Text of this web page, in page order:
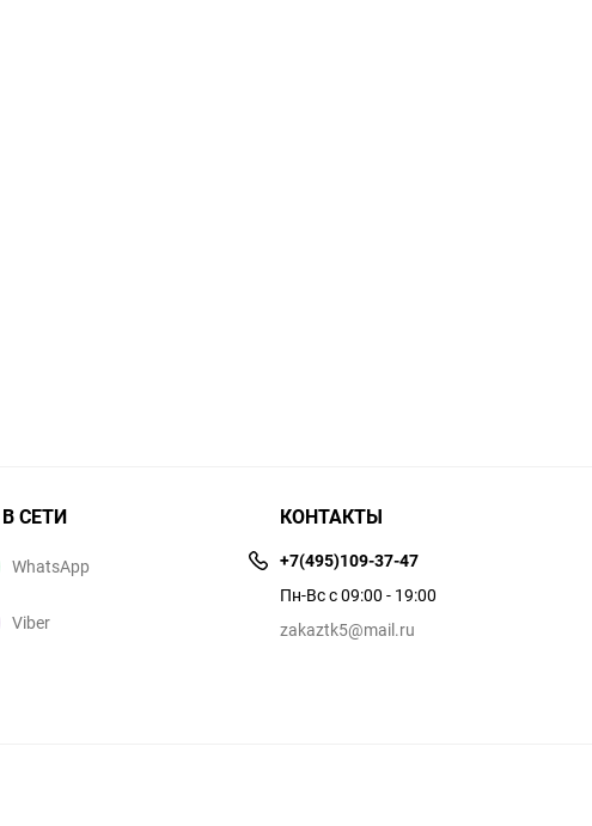
СЕТИ
WhatsApp
Viber
КОНТАКТЫ
+7(495)109-37-47
Пн-Вс с 09:00 - 19:00
zakaztk5@mail.ru